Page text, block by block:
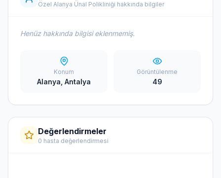
Özel Alanya Ünal Polikliniği hakkında bilgiler
Henüz hakkında bilgisi eklenmemiş.
Konum
Alanya, Antalya
Görüntülenme
49
Değerlendirmeler
0 hasta değerlendirmesi